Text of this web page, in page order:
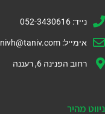
נייד: 052-3430616
אימייל: nivh@taniv.com
רחוב הפנינה 6, רעננה
ניווט מהיר